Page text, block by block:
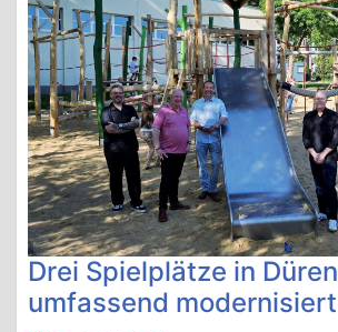
Drei Spielplätze in Düren
umfassend modernisiert